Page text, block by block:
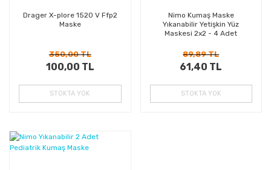
Drager X-plore 1520 V Ffp2
Maske
350,00 TL
100,00 TL
STOKTA YOK
Nimo Kumaş Maske
Yıkanabilir Yetişkin Yüz
Maskesi 2x2 - 4 Adet
89,89 TL
61,40 TL
STOKTA YOK